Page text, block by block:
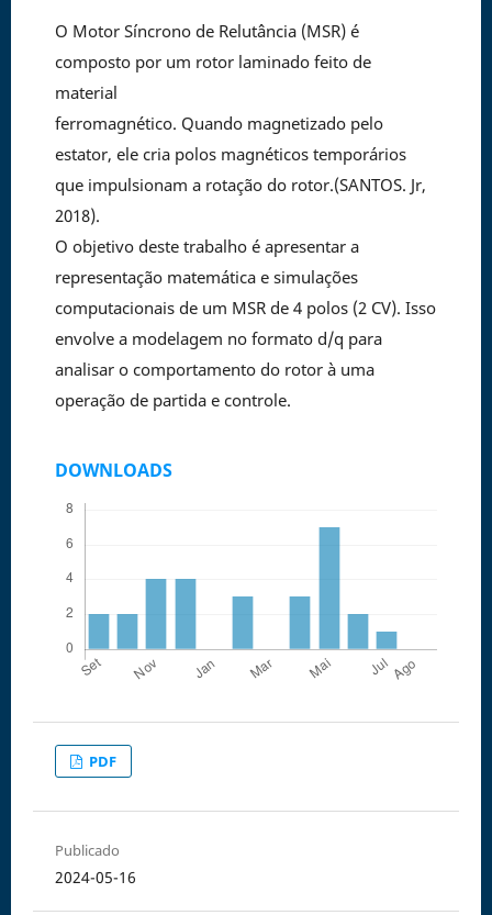
O Motor Síncrono de Relutância (MSR) é
composto por um rotor laminado feito de
material
ferromagnético. Quando magnetizado pelo
estator, ele cria polos magnéticos temporários
que impulsionam a rotação do rotor.(SANTOS. Jr,
2018).
O objetivo deste trabalho é apresentar a
representação matemática e simulações
computacionais de um MSR de 4 polos (2 CV). Isso
envolve a modelagem no formato d/q para
analisar o comportamento do rotor à uma
operação de partida e controle.
DOWNLOADS
PDF
Publicado
2024-05-16